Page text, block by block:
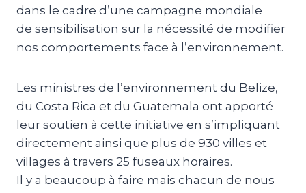
dans le cadre d’une campagne mondiale
de sensibilisation sur la nécessité de modifier
nos comportements face à l’environnement.
Les ministres de l’environnement du Belize,
du Costa Rica et du Guatemala ont apporté
leur soutien à cette initiative en s’impliquant
directement ainsi que plus de 930 villes et
villages à travers 25 fuseaux horaires.
Il y a beaucoup à faire mais chacun de nous